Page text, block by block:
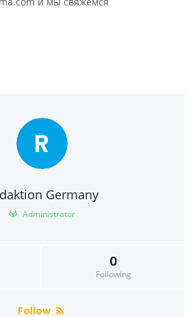
R
Germany
Administrator
0
Following
Follow